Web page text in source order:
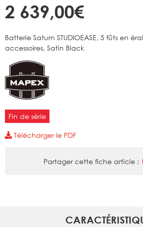
2 639,00€
Batterie Saturn STUDIOEASE, 5 fûts en
accessoires, Satin Black
Fin de série
Télécharger le PDF
Partager cette fiche article :